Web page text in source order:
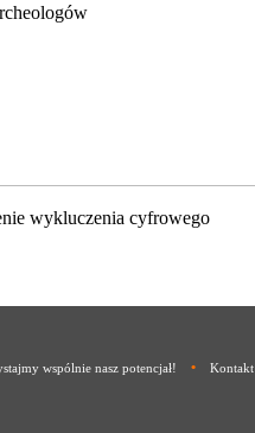
wykluczenia cyfrowego
wspólnie nasz potencjał! • Kontakt